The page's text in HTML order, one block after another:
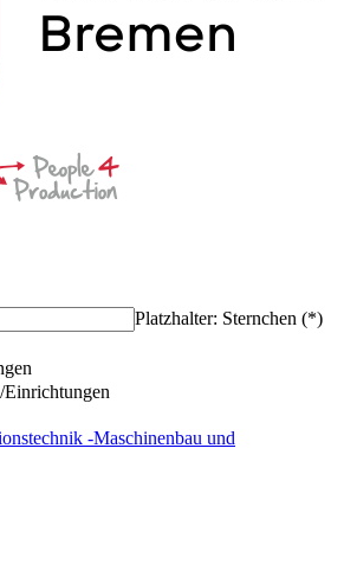
Platzhalter: Sternchen (*)
-Maschinenbau und